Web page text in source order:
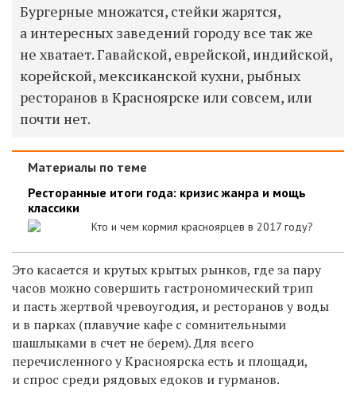
Бургерные множатся, стейки жарятся,
а интересных заведений городу все так же
не хватает. Гавайской, еврейской, индийской,
корейской, мексиканской кухни, рыбных
ресторанов в Красноярске или совсем, или
почти нет.
Материалы по теме
Ресторанные итоги года: кризис жанра и мощь
классики
Кто и чем кормил красноярцев в 2017 году?
Это касается и крутых крытых рынков, где за пару
часов можно совершить гастрономический трип
и пасть жертвой чревоугодия, и ресторанов у воды
и в парках (плавучие кафе с сомнительными
шашлыками в счет не берем). Для всего
перечисленного у Красноярска есть и площади,
и спрос среди рядовых едоков и гурманов.